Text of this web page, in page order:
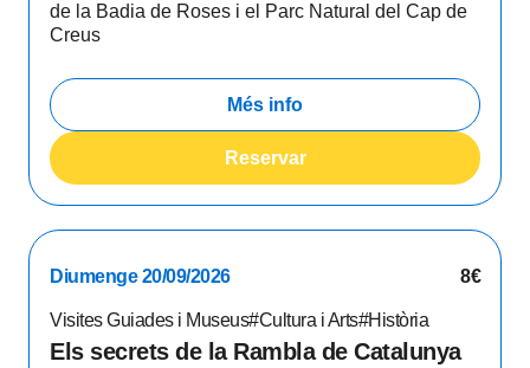
de la Badia de Roses i el Parc Natural del Cap de
Creus
Més info
Reservar
Diumenge 20/09/2026 8€
Visites Guiades i Museus#Cultura i Arts#Història
Els secrets de la Rambla de Catalunya